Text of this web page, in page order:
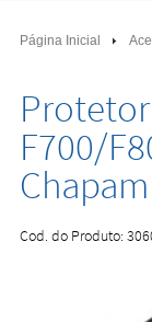
Página Inicial
F700/
Chapam
Cod. do Produto: